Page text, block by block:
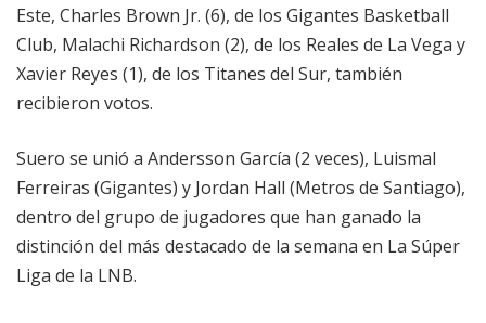
Este, Charles Brown Jr. (6), de los Gigantes Basketball
Club, Malachi Richardson (2), de los Reales de La Vega y
Xavier Reyes (1), de los Titanes del Sur, también
recibieron votos.
Suero se unió a Andersson García (2 veces), Luismal
Ferreiras (Gigantes) y Jordan Hall (Metros de Santiago),
dentro del grupo de jugadores que han ganado la
distinción del más destacado de la semana en La Súper
Liga de la LNB.